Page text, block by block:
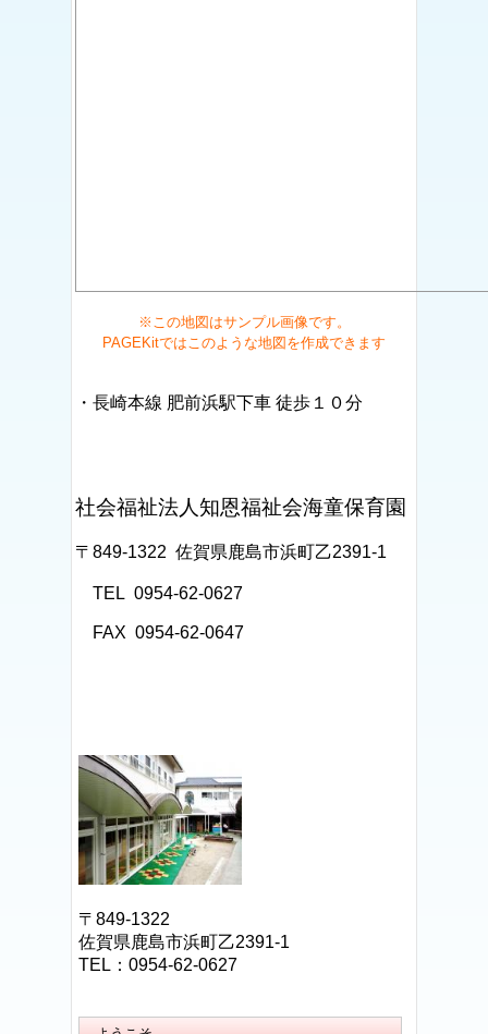
※この地図はサンプル画像です。
PAGEKitではこのような地図を作成できます
・長崎本線 肥前浜駅下車 徒歩１０分
社会福祉法人知恩福祉会海童保育園
〒849-1322 佐賀県鹿島市浜町乙2391-1
TEL 0954-62-0627
FAX 0954-62-0647
〒849-1322
佐賀県鹿島市浜町乙2391-1
TEL：0954-62-0627